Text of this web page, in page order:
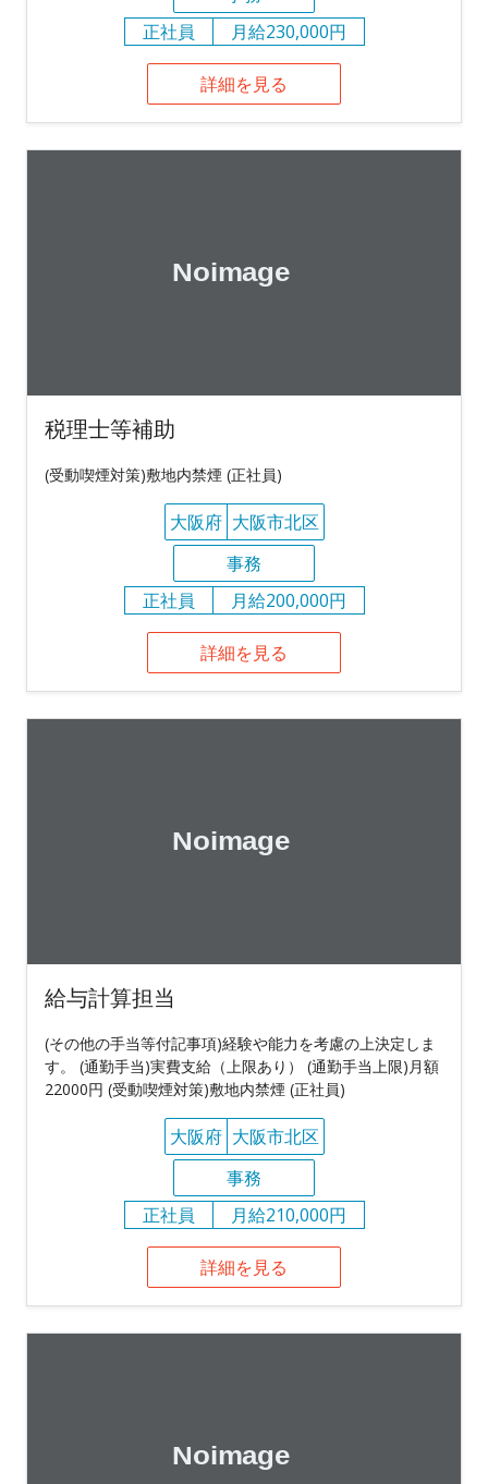
正社員
月給230,000円
詳細を見る
税理士等補助
(受動喫煙対策)敷地内禁煙 (正社員)
大阪府 大阪市北区
事務
正社員
月給200,000円
詳細を見る
給与計算担当
(その他の手当等付記事項)経験や能力を考慮の上決定しま
す。 (通勤手当)実費支給（上限あり） (通勤手当上限)月額
22000円 (受動喫煙対策)敷地内禁煙 (正社員)
大阪府 大阪市北区
事務
正社員
月給210,000円
詳細を見る